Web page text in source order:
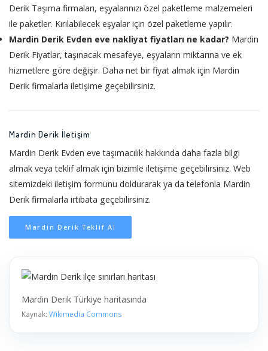
Derik Taşıma firmaları, eşyalarınızı özel paketleme malzemeleri
ile paketler. Kırılabilecek eşyalar için özel paketleme yapılır.
Mardin Derik Evden eve nakliyat fiyatları ne kadar? Mardin
Derik Fiyatlar, taşınacak mesafeye, eşyaların miktarına ve ek
hizmetlere göre değişir. Daha net bir fiyat almak için Mardin
Derik firmalarla iletişime geçebilirsiniz.
Mardin Derik İletişim
Mardin Derik Evden eve taşımacılık hakkında daha fazla bilgi
almak veya teklif almak için bizimle iletişime geçebilirsiniz. Web
sitemizdeki iletişim formunu doldurarak ya da telefonla Mardin
Derik firmalarla irtibata geçebilirsiniz.
Mardin Derik Teklif Al
Mardin Derik Türkiye haritasında
Kaynak: Wikimedia Commons